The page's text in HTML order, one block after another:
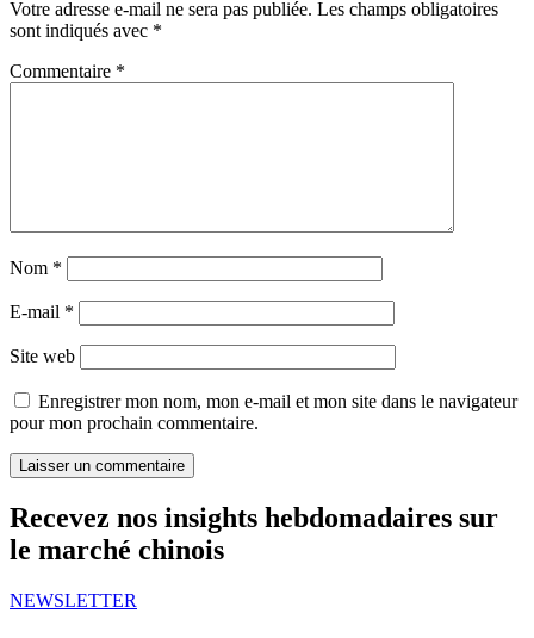
Votre adresse e-mail ne sera pas publiée. Les champs obligatoires
sont indiqués avec *
Commentaire *
Nom *
E-mail *
Site web
Enregistrer mon nom, mon e-mail et mon site dans le navigateur
pour mon prochain commentaire.
Recevez nos insights hebdomadaires sur
le marché chinois
NEWSLETTER